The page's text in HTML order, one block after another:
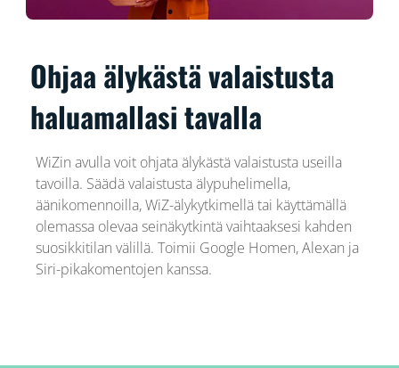
Ohjaa älykästä valaistusta
haluamallasi tavalla
WiZin avulla voit ohjata älykästä valaistusta useilla
tavoilla. Säädä valaistusta älypuhelimella,
äänikomennoilla, WiZ-älykytkimellä tai käyttämällä
olemassa olevaa seinäkytkintä vaihtaaksesi kahden
suosikkitilan välillä. Toimii Google Homen, Alexan ja
Siri-pikakomentojen kanssa.